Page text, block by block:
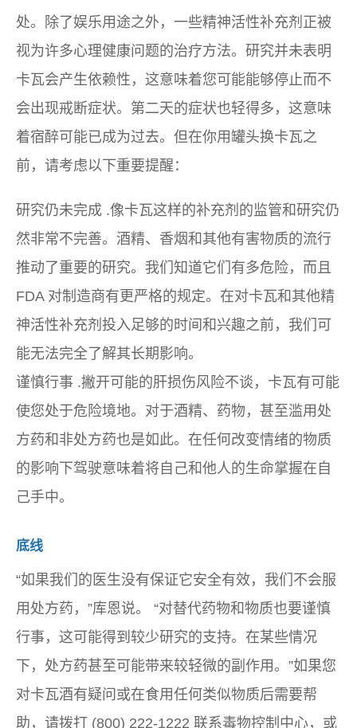
处。除了娱乐用途之外，一些精神活性补充剂正被
视为许多心理健康问题的治疗方法。研究并未表明
卡瓦会产生依赖性，这意味着您可能能够停止而不
会出现戒断症状。第二天的症状也轻得多，这意味
着宿醉可能已成为过去。但在你用罐头换卡瓦之
前，请考虑以下重要提醒：
研究仍未完成 .像卡瓦这样的补充剂的监管和研究仍
然非常不完善。酒精、香烟和其他有害物质的流行
推动了重要的研究。我们知道它们有多危险，而且
FDA 对制造商有更严格的规定。在对卡瓦和其他精
神活性补充剂投入足够的时间和兴趣之前，我们可
能无法完全了解其长期影响。
谨慎行事 .撇开可能的肝损伤风险不谈，卡瓦有可能
使您处于危险境地。对于酒精、药物，甚至滥用处
方药和非处方药也是如此。在任何改变情绪的物质
的影响下驾驶意味着将自己和他人的生命掌握在自
己手中。
底线
“如果我们的医生没有保证它安全有效，我们不会服
用处方药，”库恩说。 “对替代药物和物质也要谨慎
行事，这可能得到较少研究的支持。在某些情况
下，处方药甚至可能带来较轻微的副作用。”如果您
对卡瓦酒有疑问或在食用任何类似物质后需要帮
助，请拨打 (800) 222-1222 联系毒物控制中心，或